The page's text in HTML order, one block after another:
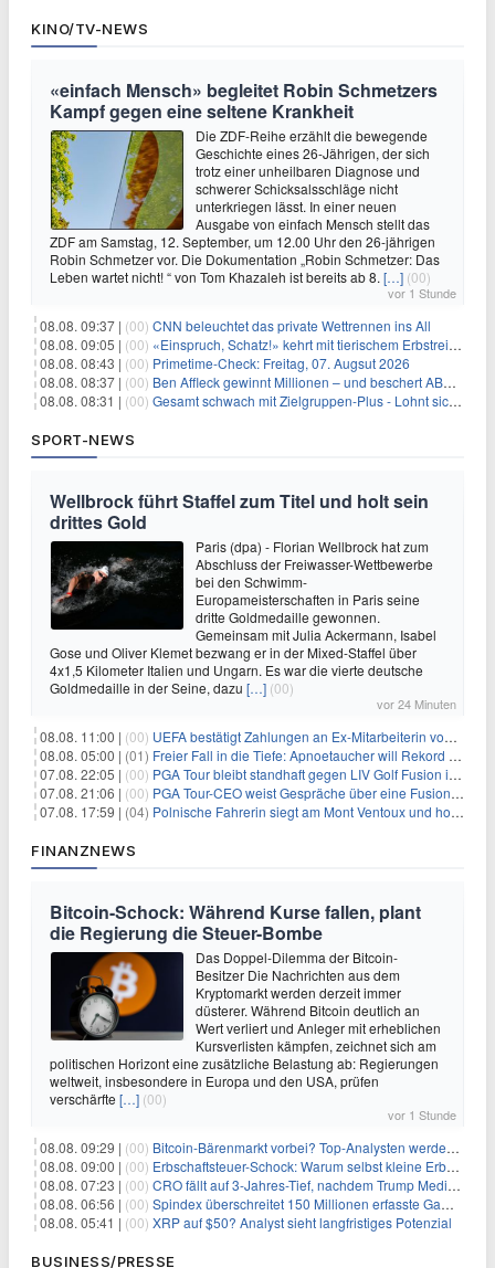
KINO/TV-NEWS
«einfach Mensch» begleitet Robin Schmetzers
Kampf gegen eine seltene Krankheit
Die ZDF-Reihe erzählt die bewegende
Geschichte eines 26-Jährigen, der sich
trotz einer unheilbaren Diagnose und
schwerer Schicksalsschläge nicht
unterkriegen lässt. In einer neuen
Ausgabe von einfach Mensch stellt das
ZDF am Samstag, 12. September, um 12.00 Uhr den 26-jährigen
Robin Schmetzer vor. Die Dokumentation „Robin Schmetzer: Das
Leben wartet nicht! “ von Tom Khazaleh ist bereits ab 8. […] (00)
vor 1 Stunde
08.08. 09:37 | (00) CNN beleuchtet das private Wettrennen ins All
08.08. 09:05 | (00) «Einspruch, Schatz!» kehrt mit tierischem Erbstreit zurück
08.08. 08:43 | (00) Primetime-Check: Freitag, 07. Augsut 2026
08.08. 08:37 | (00) Ben Affleck gewinnt Millionen – und beschert ABC Top-Quoten
08.08. 08:31 | (00) Gesamt schwach mit Zielgruppen-Plus - Lohnt sich First Dates Hotel doch?
SPORT-NEWS
Wellbrock führt Staffel zum Titel und holt sein
drittes Gold
Paris (dpa) - Florian Wellbrock hat zum
Abschluss der Freiwasser-Wettbewerbe
bei den Schwimm-
Europameisterschaften in Paris seine
dritte Goldmedaille gewonnen.
Gemeinsam mit Julia Ackermann, Isabel
Gose und Oliver Klemet bezwang er in der Mixed-Staffel über
4x1,5 Kilometer Italien und Ungarn. Es war die vierte deutsche
Goldmedaille in der Seine, dazu […] (00)
vor 24 Minuten
08.08. 11:00 | (00) UEFA bestätigt Zahlungen an Ex-Mitarbeiterin von Infantino
08.08. 05:00 | (01) Freier Fall in die Tiefe: Apnoetaucher will Rekord brechen
07.08. 22:05 | (00) PGA Tour bleibt standhaft gegen LIV Golf Fusion in einem sich wandelnden Sportumfeld
07.08. 21:06 | (00) PGA Tour-CEO weist Gespräche über eine Fusion mit LIV Golf zurück und bekräftigt die Wettbewerbslandschaft
07.08. 17:59 | (04) Polnische Fahrerin siegt am Mont Ventoux und holt Tour-Gelb
FINANZNEWS
Bitcoin-Schock: Während Kurse fallen, plant
die Regierung die Steuer-Bombe
Das Doppel-Dilemma der Bitcoin-
Besitzer Die Nachrichten aus dem
Kryptomarkt werden derzeit immer
düsterer. Während Bitcoin deutlich an
Wert verliert und Anleger mit erheblichen
Kursverlisten kämpfen, zeichnet sich am
politischen Horizont eine zusätzliche Belastung ab: Regierungen
weltweit, insbesondere in Europa und den USA, prüfen
verschärfte […] (00)
vor 1 Stunde
08.08. 09:29 | (00) Bitcoin-Bärenmarkt vorbei? Top-Analysten werden optimistisch, aber die Geschichte sagt etwas anderes
08.08. 09:00 | (00) Erbschaftsteuer-Schock: Warum selbst kleine Erbschaften den Fiskus Millionen kosten
08.08. 07:23 | (00) CRO fällt auf 3-Jahres-Tief, nachdem Trump Media zwei große Crypto.com-Deals storniert
08.08. 06:56 | (00) Spindex überschreitet 150 Millionen erfasste Gaming-Ereignisse in Echtzeit-Datenpipeline
08.08. 05:41 | (00) XRP auf $50? Analyst sieht langfristiges Potenzial
BUSINESS/PRESSE